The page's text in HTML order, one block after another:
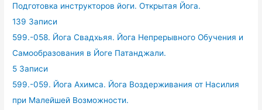
Подготовка инструкторов йоги. Открытая Йога.
139 Записи
599.-058. Йога Свадхьяя. Йога Непрерывного Обучения и
Самообразования в Йоге Патанджали.
5 Записи
599.-059. Йога Ахимса. Йога Воздерживания от Насилия
при Малейшей Возможности.